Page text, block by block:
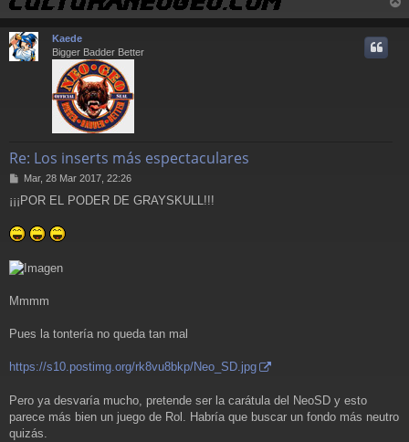
r
Kaede
Bigger Badder Better
Re: Los inserts más espectaculares
M
n
a
j
e
Mar, 28 Mar 2017, 22:26
¡¡¡POR EL PODER DE GRAYSKULL!!!
Mmmm
Pues la tontería no queda tan mal
https://s10.postimg.org/rk8vu8bkp/Neo_SD.jpg
Pero ya desvaría mucho, pretende ser la carátula del NeoSD y esto
parece más bien un juego de Rol. Habría que buscar un fondo más neutro
quizás.